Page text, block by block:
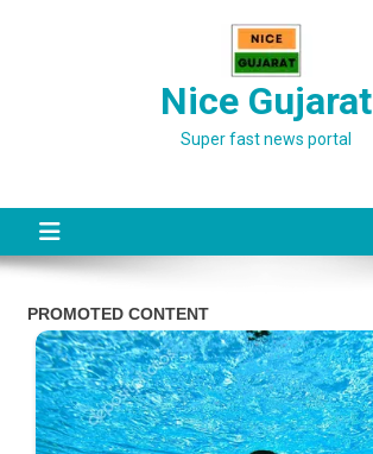
Nice Gujarat
Super fast news portal